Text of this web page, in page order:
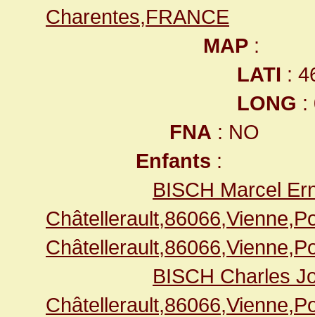
Charentes,FRANCE
MAP :
LATI :
LONG :
FNA : NO
Enfants :
BISCH Marcel
BISCH Charles